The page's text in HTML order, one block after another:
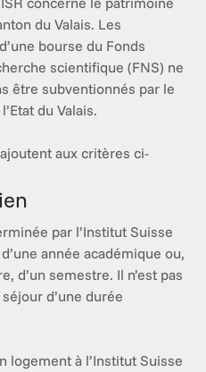
du Valais. Les
bourse du Fonds
scientifique (FNS) ne
être subventionnés par le
du Valais.
aux critères ci-
par l’Institut Suisse
année académique ou,
d’un semestre. Il n’est pas
d’une durée
logement à l’Institut Suisse